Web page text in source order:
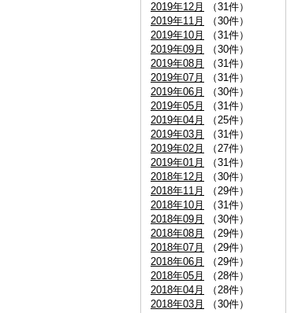
2019年12月
（31件）
2019年11月
（30件）
2019年10月
（31件）
2019年09月
（30件）
2019年08月
（31件）
2019年07月
（31件）
2019年06月
（30件）
2019年05月
（31件）
2019年04月
（25件）
2019年03月
（31件）
2019年02月
（27件）
2019年01月
（31件）
2018年12月
（30件）
2018年11月
（29件）
2018年10月
（31件）
2018年09月
（30件）
2018年08月
（29件）
2018年07月
（29件）
2018年06月
（29件）
2018年05月
（28件）
2018年04月
（28件）
2018年03月
（30件）